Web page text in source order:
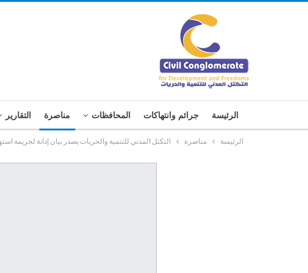
الرئيسة جرائم وانتهاكات المحافظات مناصرة التقارير
الرئيسة مناصرة التكتل المدني للتنمية والحريات يصدر بيان إدانة لجريمة